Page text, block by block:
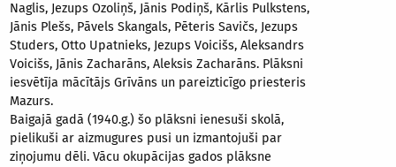
Naglis, Jezups Ozoliņš, Jānis Podiņš, Kārlis Pulkstens,
Jānis Plešs, Pāvels Skangals, Pēteris Savičs, Jezups
Studers, Otto Upatnieks, Jezups Voicišs, Aleksandrs
Voicišs, Jānis Zacharāns, Aleksis Zacharāns. Plāksni
iesvētīja mācītājs Grīvāns un pareizticīgo priesteris
Mazurs.
Baigajā gadā (1940.g.) šo plāksni ienesuši skolā,
pielikuši ar aizmugures pusi un izmantojuši par
ziņojumu dēli. Vācu okupācijas gados plāksne